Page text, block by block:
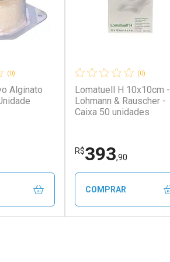
(0)
Alginato
(0)
Lomatuell H 10x10cm -
Lohmann & Rauscher -
Caixa 50 unidades
R$393,90
COMPRAR